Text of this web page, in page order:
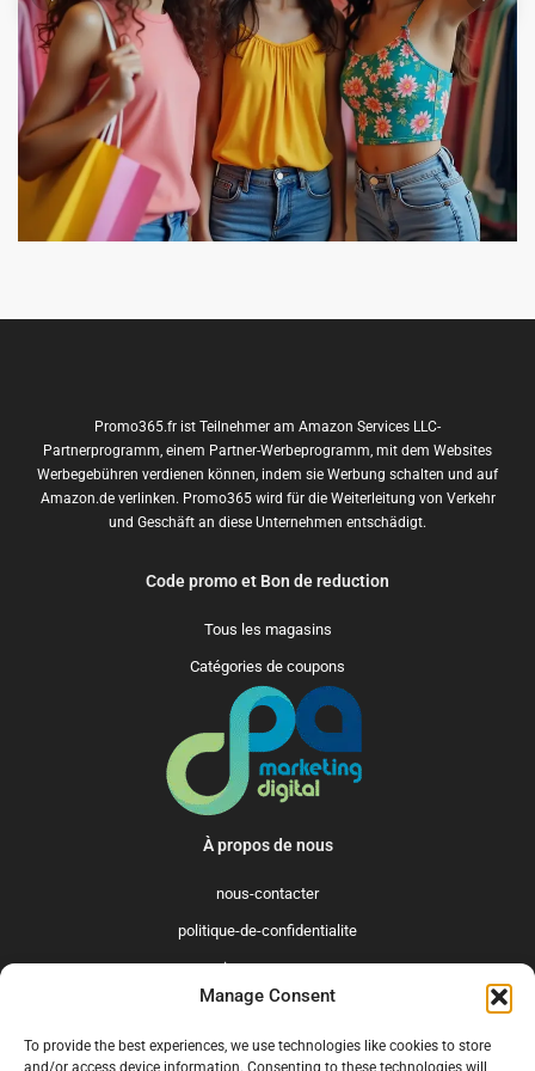
Manage Consent
To provide the best experiences, we use technologies like cookies to store
and/or access device information. Consenting to these technologies will
Promo365.fr ist Teilnehmer am Amazon Services LLC-
Partnerprogramm, einem Partner-Werbeprogramm, mit dem Websites
Werbegebühren verdienen können, indem sie Werbung schalten und auf
Amazon.de verlinken. Promo365 wird für die Weiterleitung von Verkehr
und Geschäft an diese Unternehmen entschädigt.
Code promo et Bon de reduction
Tous les magasins
Catégories de coupons
À propos de nous
nous-contacter
politique-de-confidentialite
qui-sommes-nous
US GB FR IT ES NL AU BR CA